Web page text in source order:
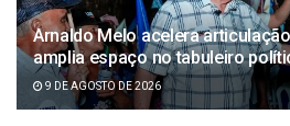
Arnaldo Melo acelera
amplia espaço no tabuleiro
9 DE AGOSTO DE 2026